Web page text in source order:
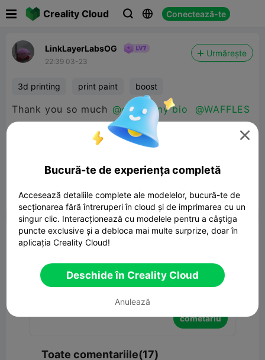
Creality Cloud   Conectează-te
LinkLayerLabsOG
22:39 03-23
Urmărește
3d printing print paint boost
Thank you so much @check my bio
@WAFFLES
🧇🧇🧇🧇🧇🧇🧇🧇🧇🧇👍 @Millin3dStudio
boosts!! 4 in a week is the most I have gotten
I get more tickets 😊
 Raport 10  17
cometariu
cometariu
Toate comentariile(17)

Bucură-te de experiența completă
Accesează detaliile complete ale modelelor, bucură-te de
secționarea fără întreruperi în cloud și de imprimarea cu un
singur clic. Interacționează cu modelele pentru a câștiga
puncte exclusive și a debloca mai multe surprize, doar în
aplicația Creality Cloud!
Deschide în Creality Cloud
Anulează